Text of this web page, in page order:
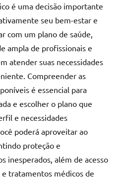
é uma decisão importante
seu bem-estar e
com um plano de saúde,
ampla de profissionais e
atender suas necessidades
Compreender as
é essencial para
e escolher o plano que
e necessidades
poderá aproveitar ao
proteção e
inesperados, além de acesso
tratamentos médicos de